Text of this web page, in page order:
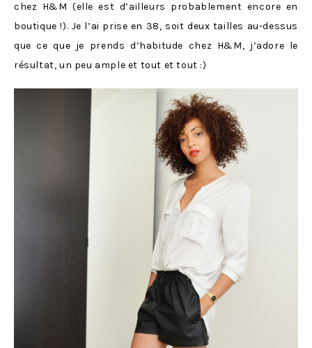
chez H&M (elle est d’ailleurs probablement encore en
boutique !). Je l’ai prise en 38, soit deux tailles au-dessus
que ce que je prends d’habitude chez H&M, j’adore le
résultat, un peu ample et tout et tout :)